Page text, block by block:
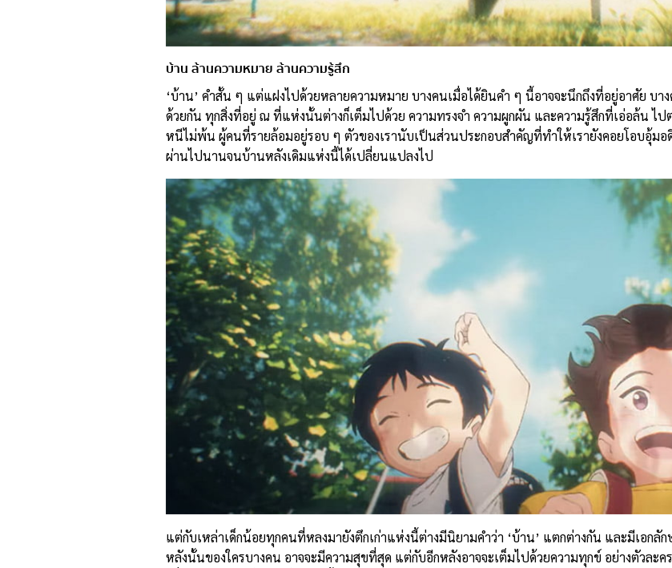
บ้าน ล้านความหมาย ล้านความรู้สึก
‘บ้าน’ คำสั้น ๆ แต่แฝงไปด้วยหลายความหมาย บางคนเมื่อได้ยินคำ ๆ นี้อาจจะนึกถึงที่อยู่อาศัย บ
ด้วยกัน ทุกสิ่งที่อยู่ ณ ที่แห่งนั้นต่างก็เต็มไปด้วย ความทรงจำ ความผูกผัน และความรู้สึกที่เอ่อล้น ไ
หนีไม่พ้น ผู้คนที่รายล้อมอยู่รอบ ๆ ตัวของเรานับเป็นส่วนประกอบสำคัญที่ทำให้เรายังคอยโอบอุ้มอ
ผ่านไปนานจนบ้านหลังเดิมแห่งนี้ได้เปลี่ยนแปลงไป
แต่กับเหล่าเด็กน้อยทุกคนที่หลงมายังตึกเก่าแห่งนี้ต่างมีนิยามคำว่า ‘บ้าน’ แตกต่างกัน และมีเอก
หลังนั้นของใครบางคน อาจจะมีความสุขที่สุด แต่กับอีกหลังอาจจะเต็มไปด้วยความทุกข์ อย่างตัวละค